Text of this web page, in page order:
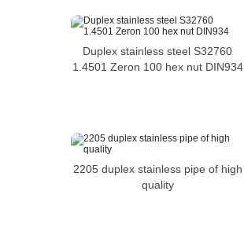
Duplex stainless steel S32760
1.4501 Zeron 100 hex nut DIN934
2205 duplex stainless pipe of high
quality